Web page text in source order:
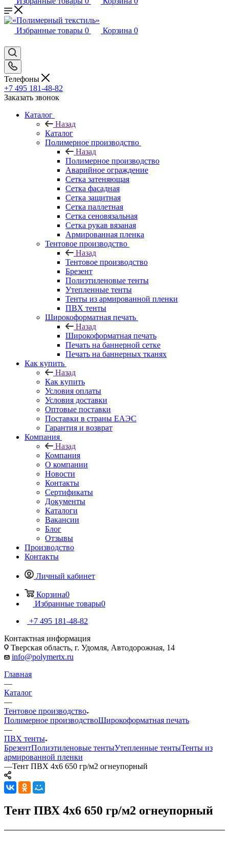
Избранные товары 0 Корзина 0
Телефоны
+7 495 181-48-82
Заказать звонок
Каталог
Назад
Каталог
Полимерное производство
Назад
Полимерное производство
Аварийное ограждение
Сетка затеняющая
Сетка фасадная
Сетка защитная
Сетка паллетная
Сетка сеновязальная
Сетка рукав вязаная
Армированная пленка
Тентовое производство
Назад
Тентовое производство
Брезент
Полиэтиленовые тенты
Утепленные тенты
Тенты из армированной пленки
ПВХ тенты
Широкоформатная печать
Назад
Широкоформатная печать
Печать на баннерной сетке
Печать на баннерных тканях
Как купить
Назад
Как купить
Условия оплаты
Условия доставки
Оптовые поставки
Поставки в страны ЕАЭС
Гарантия и возврат
Компания
Назад
Компания
О компании
Новости
Контакты
Сертификаты
Документы
Каталоги
Вакансии
Блог
Отзывы
Производство
Контакты
Личный кабинет
Корзина0
Избранные товары0
+7 495 181-48-82
Контактная информация
Тверская область, г. Удомля, Автодорожная, 14
info@polymertx.ru
Главная
—
Каталог
—
Тентовое производство
Полимерное производствоШирокоформатная печать
—
ПВХ тенты
БрезентПолиэтиленовые тентыУтепленные тентыТенты из
армированной пленки
—Тент ПВХ 4х6 650 гр/м2 огнеупорный
Тент ПВХ 4х6 650 гр/м2 огнеупорный